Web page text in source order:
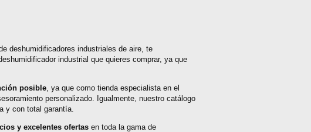
deshumidificadores industriales de aire, te
industrial que quieres comprar, ya que
posible , ya que como tienda especialista en el
personalizado. Igualmente, nuestro catálogo
y con total garantía.
y excelentes ofertas en toda la gama de